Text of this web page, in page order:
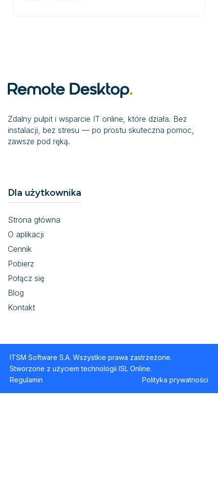
Zdalny pulpit i wsparcie IT online, które działa. Bez
instalacji, bez stresu — po prostu skuteczna pomoc,
zawsze pod ręką.
Dla użytkownika
Strona główna
O aplikacji
Cennik
Pobierz
Połącz się
Blog
Kontakt
ITSM Software S.A. Wszystkie prawa zastrzeżone.
Stworzone z użyciem technologii ISL Online.
Regulamin
Polityka prywatności